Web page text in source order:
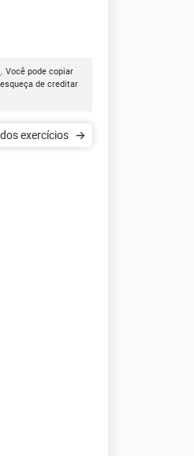
. Você pode copiar
de creditar
exercícios